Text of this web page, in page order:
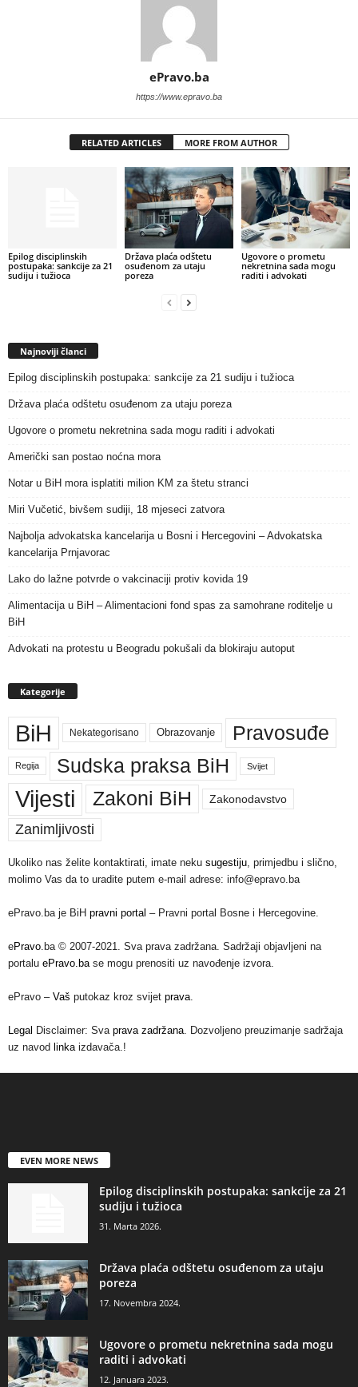
ePravo.ba
https://www.epravo.ba
RELATED ARTICLES MORE FROM AUTHOR
Epilog disciplinskih
postupaka: sankcije za 21
sudiju i tužioca
Država plaća odštetu
osuđenom za utaju
poreza
Ugovore o prometu
nekretnina sada mogu
raditi i advokati
Najnoviji članci
Epilog disciplinskih postupaka: sankcije za 21 sudiju i tužioca
Država plaća odštetu osuđenom za utaju poreza
Ugovore o prometu nekretnina sada mogu raditi i advokati
Američki san postao noćna mora
Notar u BiH mora isplatiti milion KM za štetu stranci
Miri Vučetić, bivšem sudiji, 18 mjeseci zatvora
Najbolja advokatska kancelarija u Bosni i Hercegovini – Advokatska
kancelarija Prnjavorac
Lako do lažne potvrde o vakcinaciji protiv kovida 19
Alimentacija u BiH – Alimentacioni fond spas za samohrane roditelje u
BiH
Advokati na protestu u Beogradu pokušali da blokiraju autoput
Kategorije
BiH Nekategorisano Obrazovanje Pravosuđe
Regija Sudska praksa BiH Svijet
Vijesti Zakoni BiH Zakonodavstvo
Zanimljivosti
Ukoliko nas želite kontaktirati, imate neku sugestiju , primjedbu i slično,
molimo Vas da to uradite putem e-mail adrese: info@epravo.ba
ePravo.ba je BiH pravni portal – Pravni portal Bosne i Hercegovine.
ePravo .ba © 2007-2021. Sva prava zadržana. Sadržaji objavljeni na
portalu ePravo.ba se mogu prenositi uz navođenje izvora.
ePravo – Vaš putokaz kroz svijet prava
Legal Disclaimer: Sva prava zadržana . Dozvoljeno preuzimanje sadržaja
uz navod linka izdavača.!
EVEN MORE NEWS
Epilog disciplinskih postupaka: sankcije za 21
sudiju i tužioca
31. Marta 2026.
Država plaća odštetu osuđenom za utaju
poreza
17. Novembra 2024.
Ugovore o prometu nekretnina sada mogu
raditi i advokati
12. Januara 2023.